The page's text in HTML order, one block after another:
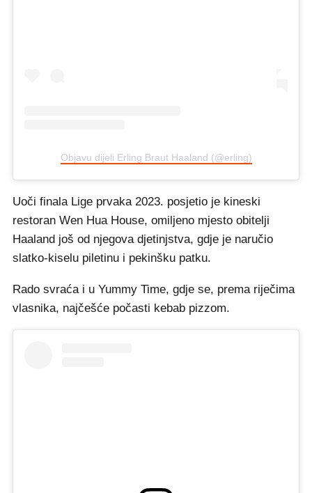
Objavu dijeli Erling Braut Haaland (@erling)
Uoči finala Lige prvaka 2023. posjetio je kineski
restoran Wen Hua House, omiljeno mjesto obitelji
Haaland još od njegova djetinjstva, gdje je naručio
slatko-kiselu piletinu i pekinšku patku.
Rado svraća i u Yummy Time, gdje se, prema riječima
vlasnika, najčešće počasti kebab pizzom.